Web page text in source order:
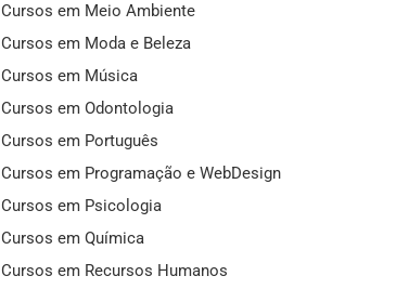
Cursos em Meio Ambiente
Cursos em Moda e Beleza
Cursos em Música
Cursos em Odontologia
Cursos em Português
Cursos em Programação e WebDesign
Cursos em Psicologia
Cursos em Química
Cursos em Recursos Humanos